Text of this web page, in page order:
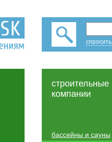
строительные
компании
бассейны и сауны